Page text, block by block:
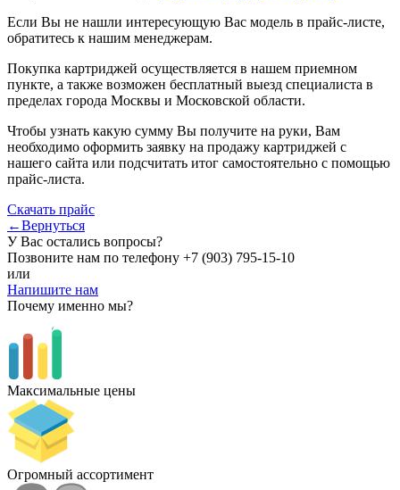
Если Вы не нашли интересующую Вас модель в прайс-листе,
обратитесь к нашим менеджерам.
Покупка картриджей осуществляется в нашем приемном
пункте, а также возможен бесплатный выезд специалиста в
пределах города Москвы и Московской области.
Чтобы узнать какую сумму Вы получите на руки, Вам
необходимо оформить заявку на продажу картриджей с
нашего сайта или подсчитать итог самостоятельно с помощью
прайс-листа.
Скачать прайс
←Вернуться
У Вас остались вопросы?
Позвоните нам по телефону +7 (903) 795-15-10
или
Напишите нам
Почему именно мы?
Максимальные цены
Огромный ассортимент